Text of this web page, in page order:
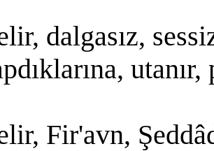
dalgasız,
Fir'avn,